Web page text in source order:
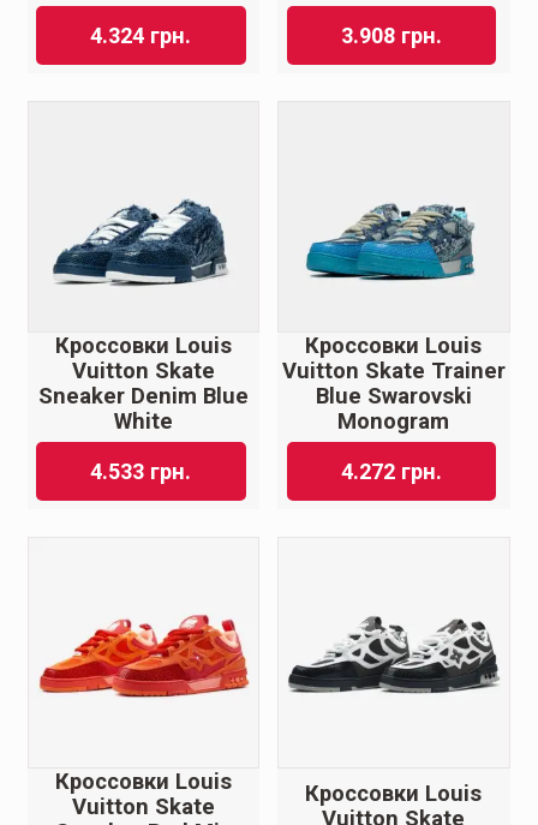
4.324 грн. 3.908 грн.
Кроссовки Louis
Vuitton Skate
Sneaker Denim Blue
White
4.533 грн.
Кроссовки Louis
Vuitton Skate Trainer
Blue Swarovski
Monogram
4.272 грн.
Кроссовки Louis
Vuitton Skate
Кроссовки Louis
Vuitton Skate